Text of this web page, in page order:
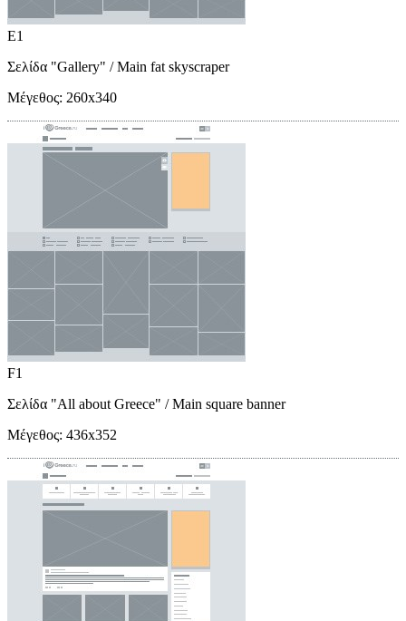
E1
Σελίδα "Gallery" / Main fat skyscraper
Μέγεθος: 260x340
F1
Σελίδα "All about Greece" / Main square banner
Μέγεθος: 436x352